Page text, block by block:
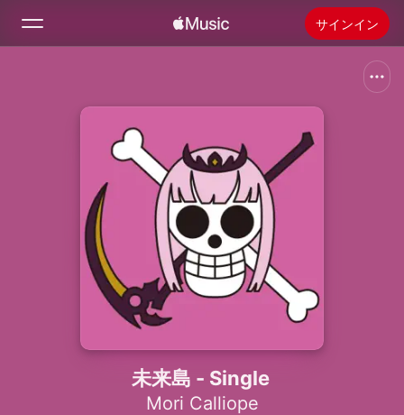
サインイン
新着おすすめ
Apple Musicをインストール
未来島 - Single
Mori Calliope